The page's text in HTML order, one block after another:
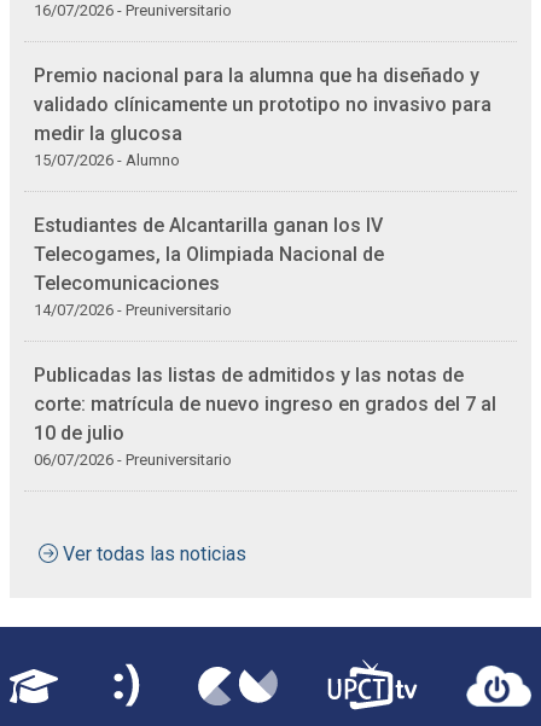
16/07/2026 - Preuniversitario
Premio nacional para la alumna que ha diseñado y
validado clínicamente un prototipo no invasivo para
medir la glucosa
15/07/2026 - Alumno
Estudiantes de Alcantarilla ganan los IV
Telecogames, la Olimpiada Nacional de
Telecomunicaciones
14/07/2026 - Preuniversitario
Publicadas las listas de admitidos y las notas de
corte: matrícula de nuevo ingreso en grados del 7 al
10 de julio
06/07/2026 - Preuniversitario
Ver todas las noticias